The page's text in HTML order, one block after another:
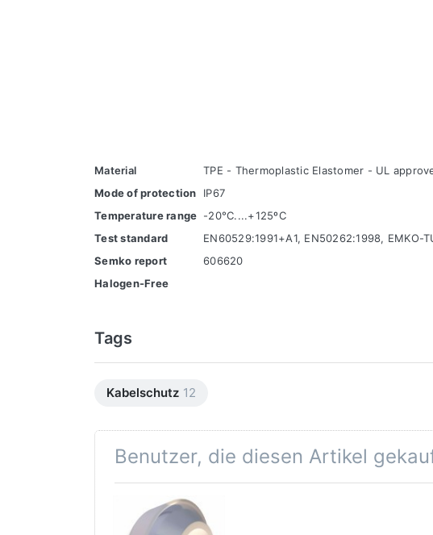
Material
TPE - Thermoplastic Elastomer - UL
Mode of protection
IP67
Temperature range -20°C....+125ºC
Test standard
EN60529:1991+A1, EN50262:1998, EMKO-
Semko report
606620
Halogen-Free
Tags
Kabelschutz 12
Benutzer, die diesen Artikel